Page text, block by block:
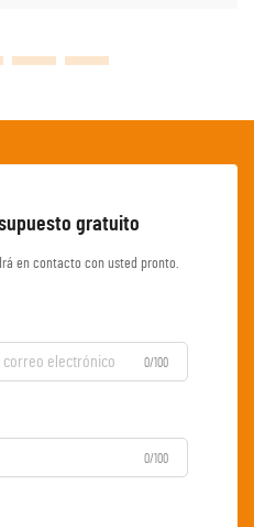
gratuito
en contacto con usted pronto.
0/100
0/100